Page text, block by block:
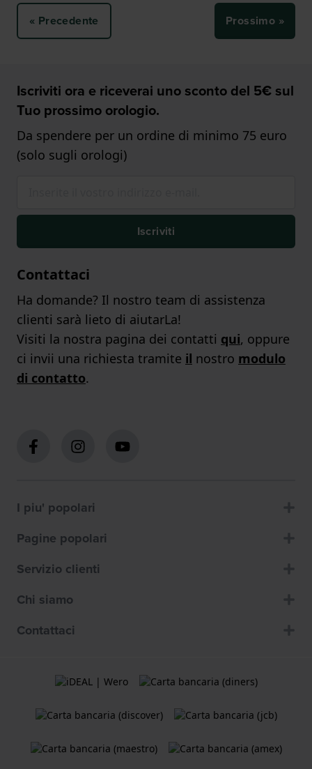
« Precedente Prossimo »
Iscriviti ora e riceverai uno sconto del 5€ sul
Tuo prossimo orologio.
Da spendere per un ordine di minimo 75 euro
(solo sugli orologi)
Iscriviti
Contattaci
Ha domande? Il nostro team di assistenza
clienti sarà lieto di aiutarLa!
Visiti la nostra pagina dei contatti qui, oppure
ci invii una richiesta tramite il nostro modulo
di contatto.
I piu' popolari
Pagine popolari
Servizio clienti
Chi siamo
Contattaci